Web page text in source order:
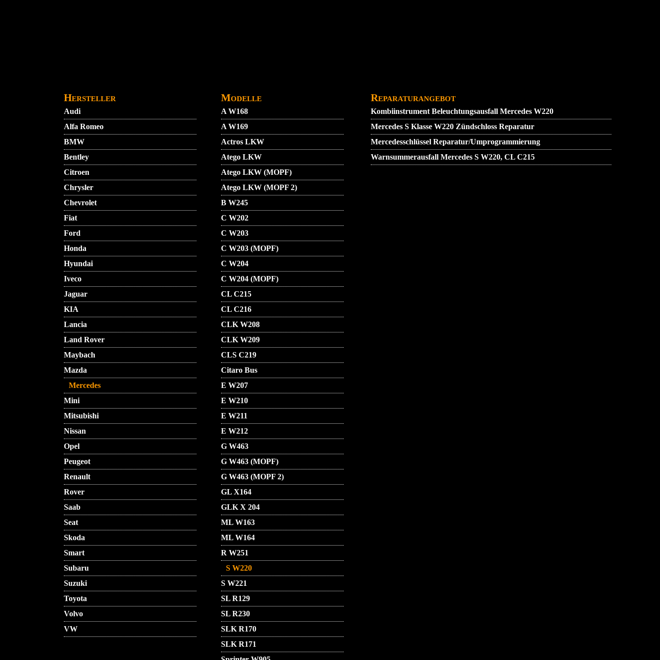
Hersteller
Audi
Alfa Romeo
BMW
Bentley
Citroen
Chrysler
Chevrolet
Fiat
Ford
Honda
Hyundai
Iveco
Jaguar
KIA
Lancia
Land Rover
Maybach
Mazda
Mercedes
Mini
Mitsubishi
Nissan
Opel
Peugeot
Renault
Rover
Saab
Seat
Skoda
Smart
Subaru
Suzuki
Toyota
Volvo
VW
Modelle
A W168
A W169
Actros LKW
Atego LKW
Atego LKW (MOPF)
Atego LKW (MOPF 2)
B W245
C W202
C W203
C W203 (MOPF)
C W204
C W204 (MOPF)
CL C215
CL C216
CLK W208
CLK W209
CLS C219
Citaro Bus
E W207
E W210
E W211
E W212
G W463
G W463 (MOPF)
G W463 (MOPF 2)
GL X164
GLK X 204
ML W163
ML W164
R W251
S W220
S W221
SL R129
SL R230
SLK R170
SLK R171
Reparaturangebot
Kombiinstrument Beleuchtungsausfall Mercedes W220
Mercedes S Klasse W220 Zündschloss Reparatur
Mercedesschlüssel Reparatur/Umprogrammierung
Warnsummerausfall Mercedes S W220, CL C215